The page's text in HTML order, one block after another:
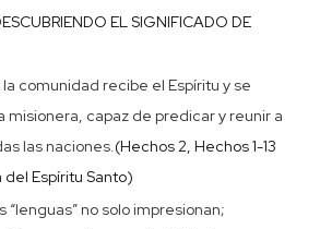
EL SIGNIFICADO DE
la comunidad recibe el Espíritu y se
misionera, capaz de predicar y reunir a
las naciones.(Hechos 2, Hechos 1-13
del Espíritu Santo)
“lenguas” no solo impresionan;